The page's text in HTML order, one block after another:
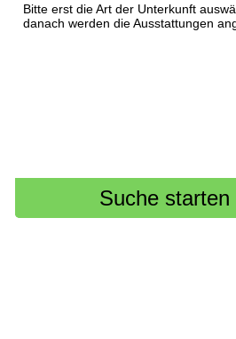
Bitte erst die Art der Unterkunft
danach werden die Ausstattungen